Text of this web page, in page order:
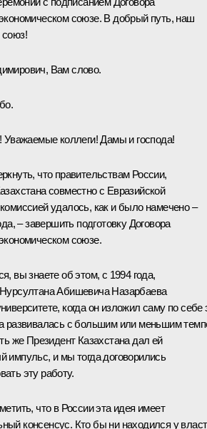
союзе. В добрый путь, наш
союз!
Вам слово.
Уважаемые коллеги! Дамы и господа!
что правительствам России,
совместно с Евразийской
удалось, как и было намечено –
– завершить подготовку Договора
союзе.
вы знаете об этом, с 1994 года,
Абишевича Назарбаева
когда он изложил саму по себе
развивалась с большим или меньшим
же Президент Казахстана дал ей
импульс, и мы тогда договорились
эту работу.
что в России эта идея имеет
консенсус. Кто бы ни находился у